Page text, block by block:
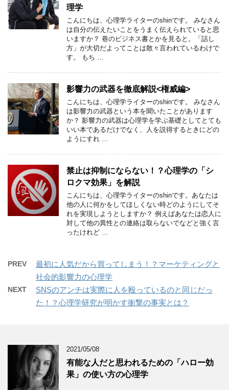
理学
こんにちは、心理学ライターのshinです。 みなさん
は自分の伝えたいことをうまく伝えられていると思
いますか？ 巷のビジネス書とかを見ると。「話し
方」が大切だよってことは散々言われているわけで
す。 もち …
影響力の武器を徹底解説<権威編>
こんにちは、心理学ライターのshinです。 みなさん
は影響力の武器という本を聞いたことがあります
か？ 影響力の武器は心理学を学ぶ基礎としてとても
いい本であるだけでなく、人を説得するときにどの
ようにすれ …
禁止は抑制にならない！？心理学の「シ
ロクマ効果」を解説
こんにちは、心理学ライターのshinです。あなたは
他の人に何かをしてほしくない時どのようにしてそ
れを実現しようとしますか？ 例えばあなたは恋人に
対して他の異性との連絡は取らないでなどと強く言
ったけれど …
PREV
最初に人気だから買ってしまう！？マーケティングと
社会的影響力の心理学
NEXT
SNSのアンチは実際に人を殴っているのと同じだっ
た！？心理学研究が明かす衝撃の事実とは？
2021/05/08
有能な人だと思われるための「ハロー効
果」の使い方の心理学